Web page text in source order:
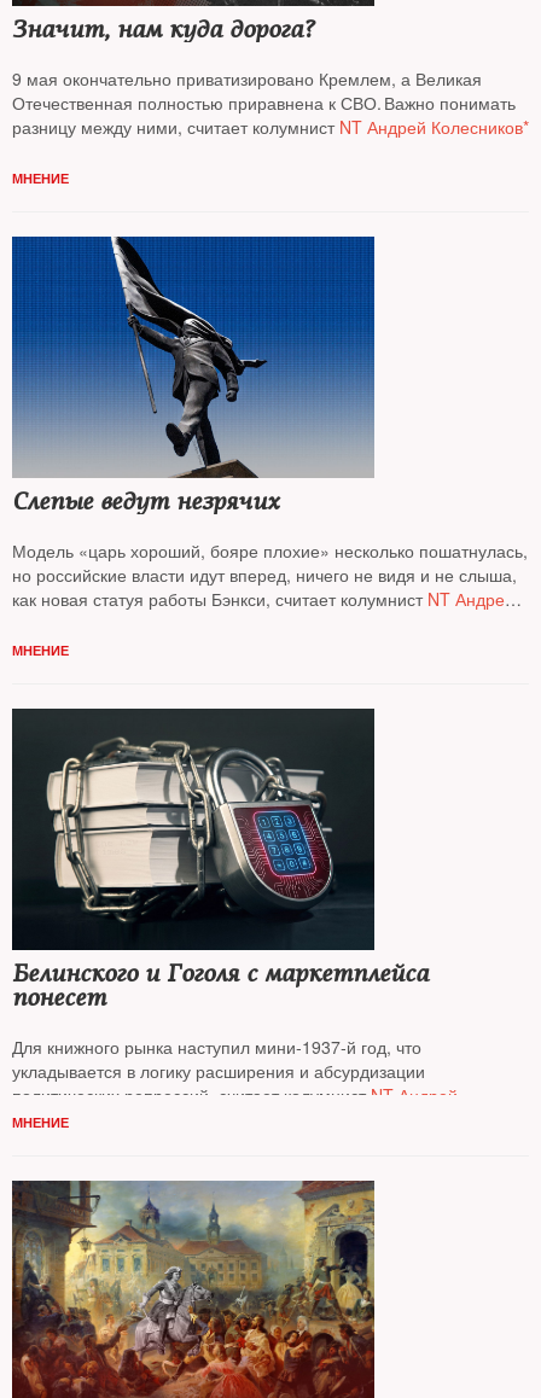
Значит, нам куда дорога?
9 мая окончательно приватизировано Кремлем, а Великая
Отечественная полностью приравнена к СВО. Важно понимать
разницу между ними, считает колумнист NT Андрей Колесников*
МНЕНИЕ
Слепые ведут незрячих
Модель «царь хороший, бояре плохие» несколько пошатнулась,
но российские власти идут вперед, ничего не видя и не слыша,
как новая статуя работы Бэнкси, считает колумнист NT Андрей
МНЕНИЕ
Белинского и Гоголя с маркетплейса
понесет
Для книжного рынка наступил мини‑1937‑й год, что
укладывается в логику расширения и абсурдизации
политических репрессий, считает колумнист NT Андрей
Колесников*
МНЕНИЕ